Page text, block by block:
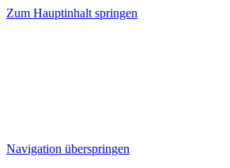
Zum Hauptinhalt springen
Navigation überspringen